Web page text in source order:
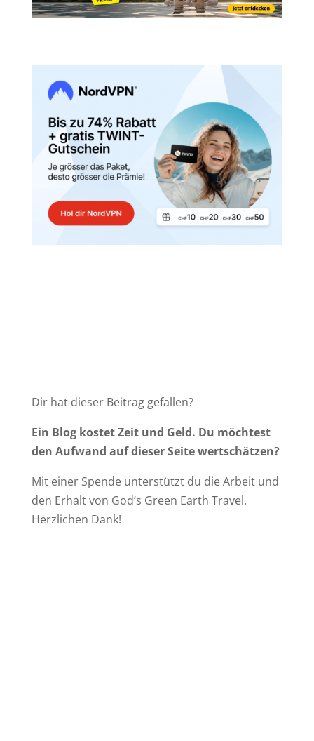
Dir hat dieser Beitrag gefallen?
Ein Blog kostet Zeit und Geld. Du möchtest
den Aufwand auf dieser Seite wertschätzen?
Mit einer Spende unterstützt du die Arbeit und
den Erhalt von God’s Green Earth Travel.
Herzlichen Dank!